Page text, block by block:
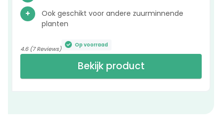
Ook geschikt voor andere zuurminnende
planten
Bekijk product
4.6 (7 Reviews)
Op voorraad